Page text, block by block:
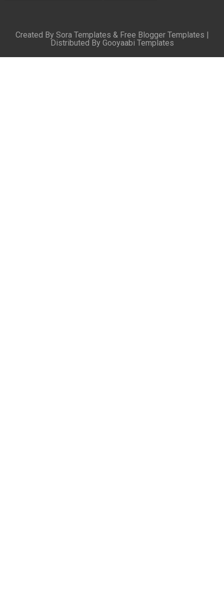
Created By Sora Templates & Free Blogger Templates
Distributed By Gooyaabi Templates